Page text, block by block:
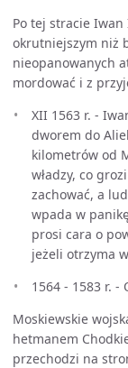
Po tej stracie
okrutniejszym niż
nieopanowanych
mordować i z
XII 1563 r. -
dworem do
kilometrów od
władzy, co
zachować, a
wpada w
prosi cara o
jeżeli otrzyma
1564 - 1583 r.
Moskiewskie
hetmanem
przechodzi na